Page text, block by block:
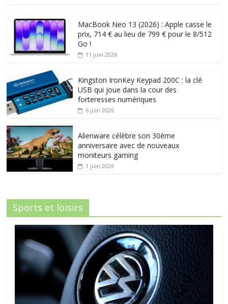
MacBook Neo 13 (2026) : Apple casse le
prix, 714 € au lieu de 799 € pour le 8/512
Go !
11 juin 2026
Kingston IronKey Keypad 200C : la clé
USB qui joue dans la cour des
forteresses numériques
6 juin 2026
Alienware célèbre son 30ème
anniversaire avec de nouveaux
moniteurs gaming
1 juin 2026
Sports et loisirs